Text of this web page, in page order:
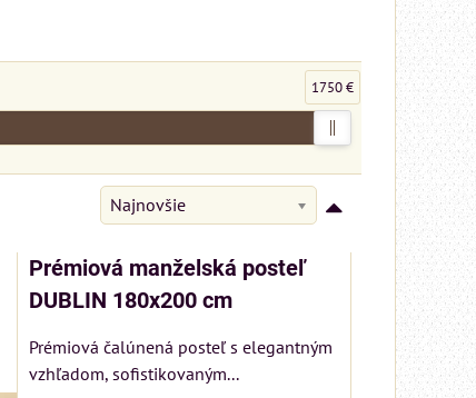
1750 €
Najnovšie
Prémiová manželská posteľ
DUBLIN 180x200 cm
Prémiová čalúnená posteľ s elegantným
vzhľadom, sofistikovaným...